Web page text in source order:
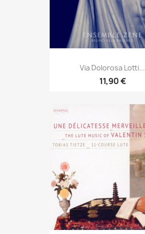
Via Dolorosa Lotti...
11,90 €